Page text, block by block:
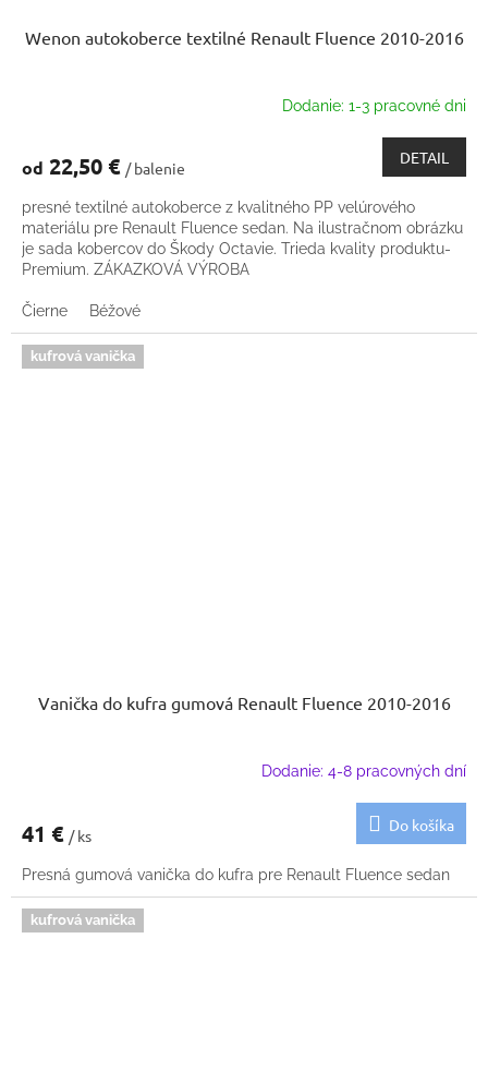
Wenon autokoberce textilné Renault Fluence 2010-2016
Dodanie: 1-3 pracovné dni
od 22,50 € / balenie
DETAIL
presné textilné autokoberce z kvalitného PP velúrového
materiálu pre Renault Fluence sedan. Na ilustračnom obrázku
je sada kobercov do Škody Octavie. Trieda kvality produktu-
Premium. ZÁKAZKOVÁ VÝROBA
Čierne Béžové
kufrová vanička
Vanička do kufra gumová Renault Fluence 2010-2016
Dodanie: 4-8 pracovných dní
41 € / ks
Do košíka
Presná gumová vanička do kufra pre Renault Fluence sedan
kufrová vanička